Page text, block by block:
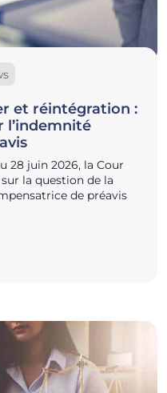
et réintégration :
l’indemnité
28 juin 2026, la Cour
la question de la
de préavis